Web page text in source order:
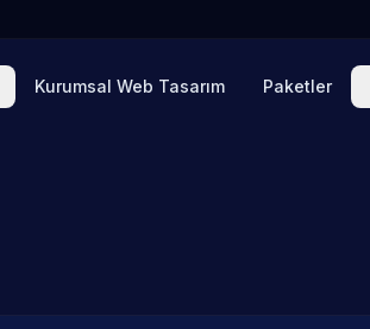
Kurumsal Web Tasarım Paketler